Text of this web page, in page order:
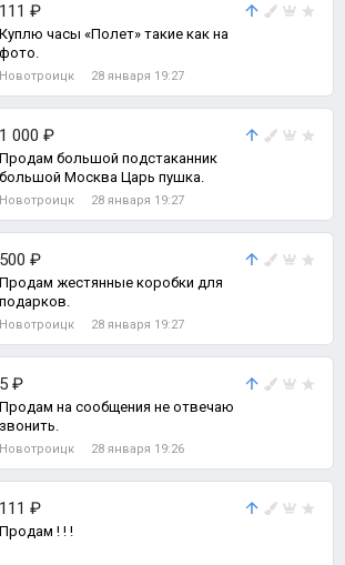
111 ₽
Куплю часы «Полет» такие как на
фото.
Новотроицк 28 января 19:27
1 000 ₽
Продам большой подстаканник
большой Москва Царь пушка.
Новотроицк 28 января 19:27
500 ₽
Продам жестянные коробки для
подарков.
Новотроицк 28 января 19:27
5 ₽
Продам на сообщения не отвечаю
звонить.
Новотроицк 28 января 19:26
111 ₽
Продам ! ! !